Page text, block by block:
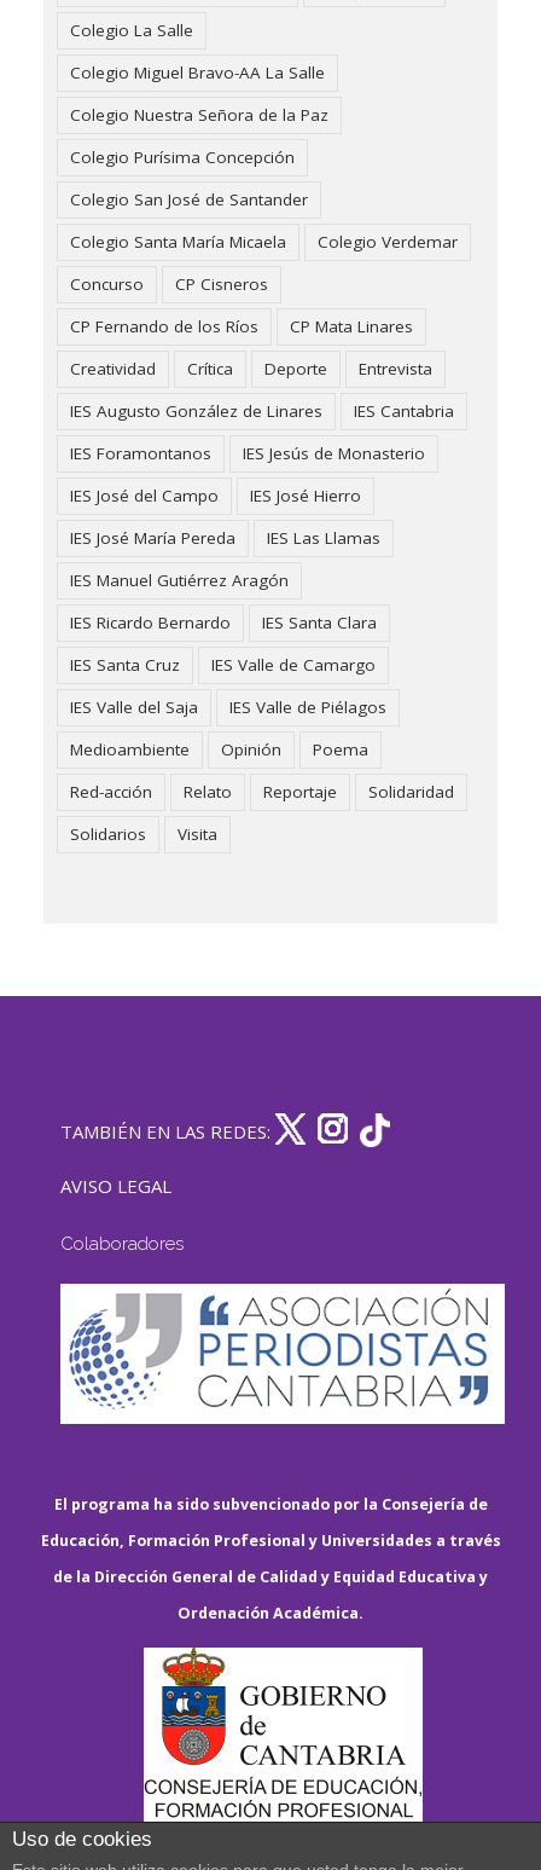
Colegio La Salle
Colegio Miguel Bravo-AA La Salle
Colegio Nuestra Señora de la Paz
Colegio Purísima Concepción
Colegio San José de Santander
Colegio Santa María Micaela
Colegio Verdemar
Concurso
CP Cisneros
CP Fernando de los Ríos
CP Mata Linares
Creatividad
Crítica Deporte
Entrevista
IES Augusto González de Linares
IES Cantabria
IES Foramontanos
IES Jesús de Monasterio
IES José del Campo
IES José Hierro
IES José María Pereda
IES Las Llamas
IES Manuel Gutiérrez Aragón
IES Ricardo Bernardo
IES Santa Clara
IES Santa Cruz
IES Valle de Camargo
IES Valle del Saja
IES Valle de Piélagos
Medioambiente
Opinión
Poema
Red-acción
Relato Reportaje
Solidaridad
Solidarios
Visita
TAMBIÉN EN LAS REDES:
AVISO LEGAL
Colaboradores
El programa ha sido subvencionado por la Consejería de
Educación, Formación Profesional y Universidades a través
de la Dirección General de Calidad y Equidad Educativa y
Ordenación Académica.
Uso de cookies